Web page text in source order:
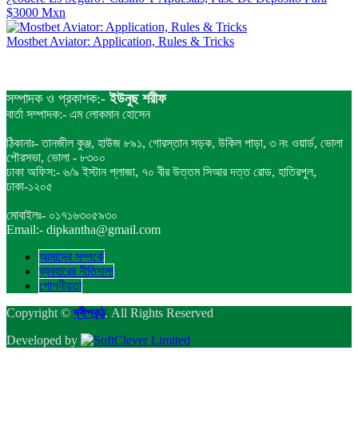
$3000 Mxn
Mostbet Aviator: Application, Rules & Tricks
সম্পাদক ও প্রকাশক:-ইউনুছ শরীফ
বার্তা সম্পাদক:- এম লোকমান হোসেন
ঠিকানাঃ- তানজীল কুঞ্জ, হাউজ ৮৯১, গোরস্তান সড়ক, উকিল পাড়া, ৩ নং ওয়ার্ড, ভোলা
পৌরসভা, ভোলা - ৮৩০০
ঢাকা অফিস:- ৬/৯ ইস্টান প্লাজা, ৭০ বীর উত্তম সিআর দত্ত রোড, হাতিরপুল,
ঢাকা-১২০৫
মোবাইলঃ- ০১৭১৬৩০৫৯৩০
Email:- dipkantha@gmail.com
আমাদের সম্পর্কে
ব্যবহারের নীতিমালা
গোপনীয়তা
Copyright ©দ্বীপকন্ঠ. All Rights Reserved
Developed by